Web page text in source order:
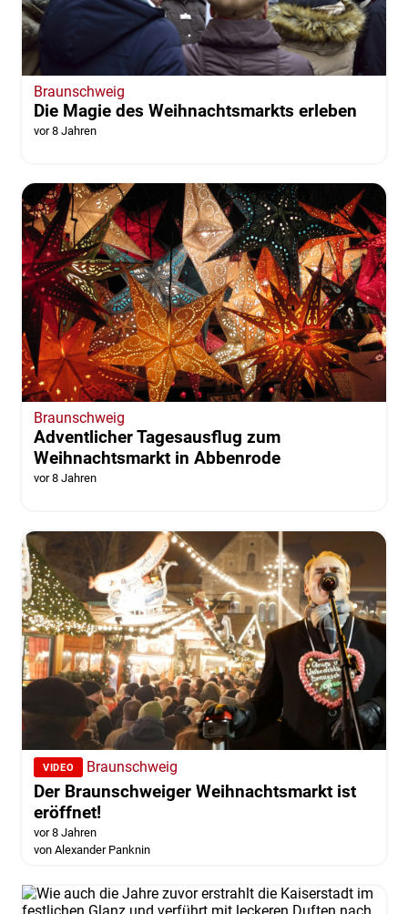
Braunschweig
Die Magie des Weihnachtsmarkts erleben
vor 8 Jahren
Braunschweig
Adventlicher Tagesausflug zum
Weihnachtsmarkt in Abbenrode
vor 8 Jahren
VIDEO Braunschweig
Der Braunschweiger Weihnachtsmarkt ist
eröffnet!
vor 8 Jahren
von Alexander Panknin